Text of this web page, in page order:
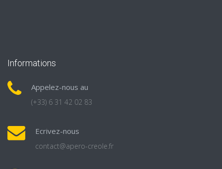
Informations
Appelez-nous au
(+33) 6 31 42 02 83
Ecrivez-nous
contact@apero-creole.fr